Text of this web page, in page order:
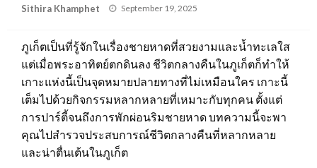
Sithira Khamphet
Posted
September 19, 2025
ภูเก็ตเป็นที่รู้จักในเรื่องชายหาดที่สวยงามและน้ำทะเลใส
แต่เมื่อพระอาทิตย์ตกดินลง ชีวิตกลางคืนในภูเก็ตก็ทำให้
เกาะแห่งนี้เป็นจุดหมายปลายทางที่ไม่เหมือนใคร เกาะนี้
เต็มไปด้วยกิจกรรมหลากหลายที่เหมาะกับทุกคน ตั้งแต่
การปาร์ตี้จนถึงการพักผ่อนริมชายหาด บทความนี้จะพา
คุณไปสำรวจประสบการณ์ชีวิตกลางคืนที่หลากหลาย
และน่าตื่นเต้นในภูเก็ต